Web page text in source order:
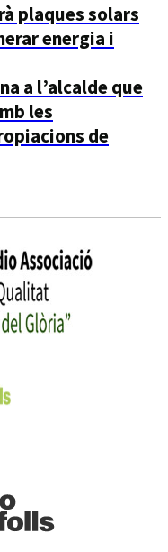
plaques solars
energia i
a l’alcalde que
les
de